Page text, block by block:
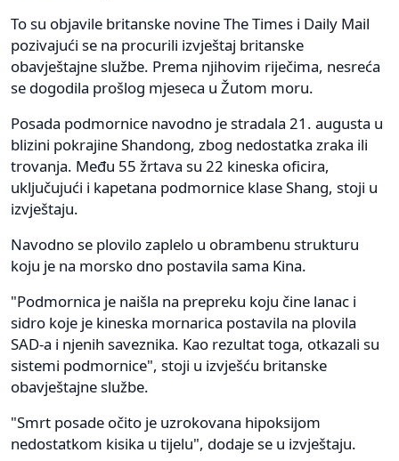
To su objavile britanske novine The Times i Daily Mail
pozivajući se na procurili izvještaj britanske
obavještajne službe. Prema njihovim riječima, nesreća
se dogodila prošlog mjeseca u Žutom moru.
Posada podmornice navodno je stradala 21. augusta u
blizini pokrajine Shandong, zbog nedostatka zraka ili
trovanja. Među 55 žrtava su 22 kineska oficira,
uključujući i kapetana podmornice klase Shang, stoji u
izvještaju.
Navodno se plovilo zaplelo u obrambenu strukturu
koju je na morsko dno postavila sama Kina.
"Podmornica je naišla na prepreku koju čine lanac i
sidro koje je kineska mornarica postavila na plovila
SAD-a i njenih saveznika. Kao rezultat toga, otkazali su
sistemi podmornice", stoji u izvješću britanske
obavještajne službe.
"Smrt posade očito je uzrokovana hipoksijom
nedostatkom kisika u tijelu", dodaje se u izvještaju.